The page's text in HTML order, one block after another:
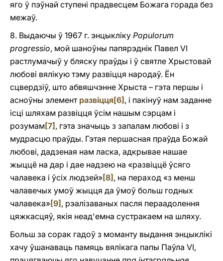
яго ў пэўнай ступені прадвесцем Божага горада без
межаў.
8. Выдаючы ў 1967 г. энцыкліку Populorum
progressio, мой шаноўны папярэднік Павел VI
растлумачыў у бляску праўды i ў святле Хрыстовай
любові вялікую тэму развіцця народаў. Ён
сцвердзіў, што абвяшчэнне Хрыста – гэта першы і
асноўны элемент развіцця[6] , i пакінуў нам заданне
ісці шляхам развіцця ўсім нашым сэрцам i
розумам [7] , гэта значыць з запалам любові i з
мудрасцю праўды. Гэтая першасная праўда Божай
любові, дадзеная нам ласка, адкрывае нашае
жыццё на дар i дае надзею на «развіццё ўсяго
чалавека i ўсіх людзей»[8] , на пераход «з менш
чалавечых умоў жыцця да ўмоў больш годных
чалавека»[9] , рэалізаваных пасля пераадолення
цяжкасцяў, якія неад'емна сустракаем на шляху.
Больш за сорак гадоў з моманту выдання энцыклікі
хачу ўшанаваць памяць вялікага папы Паўла VI,